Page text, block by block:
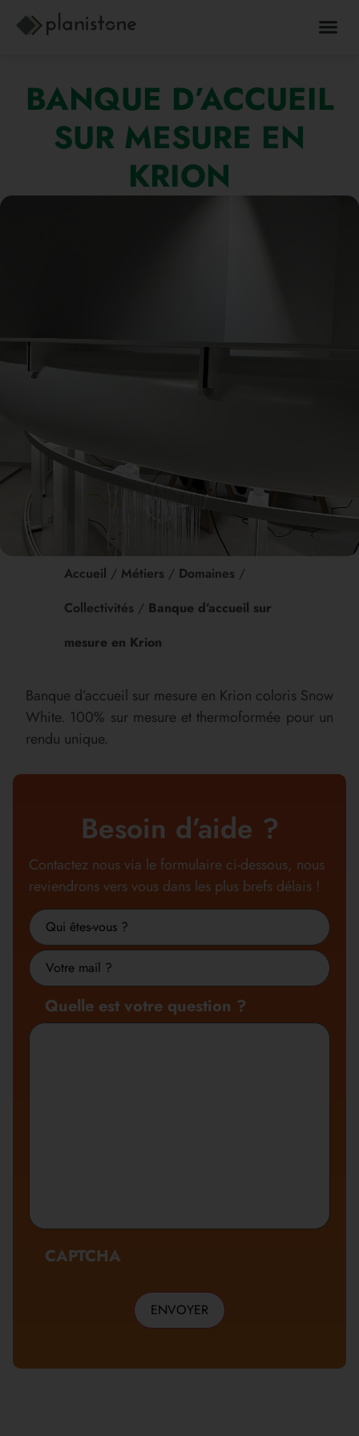
BANQUE D’ACCUEIL
SUR MESURE EN
KRION
Accueil / Métiers / Domaines /
Collectivités / Banque d’accueil sur
mesure en Krion
Banque d’accueil sur mesure en Krion coloris Snow
White. 100% sur mesure et thermoformée pour un
rendu unique.
Besoin d’aide ?
Contactez nous via le formulaire ci-dessous, nous
reviendrons vers vous dans les plus brefs délais !
Nom
ou
raison
sociale
Metier
Quelle est votre question ?
CAPTCHA